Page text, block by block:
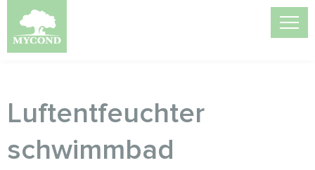
Luftentfeuchter
schwimmbad